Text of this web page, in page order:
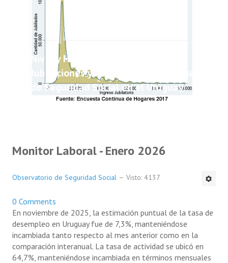
Nivel y Heterogeneidad de las
Jubilaciones y Pensiones del Sistema
de Seguridad Social en el Uruguay
Monitor Laboral - Enero 2026
Observatorio de Seguridad Social Visto: 4137
0 Comments
En noviembre de 2025, la estimación puntual de la tasa de
desempleo en Uruguay fue de 7,3%, manteniéndose
incambiada tanto respecto al mes anterior como en la
comparación interanual. La tasa de actividad se ubicó en
64,7%, manteniéndose incambiada en términos mensuales